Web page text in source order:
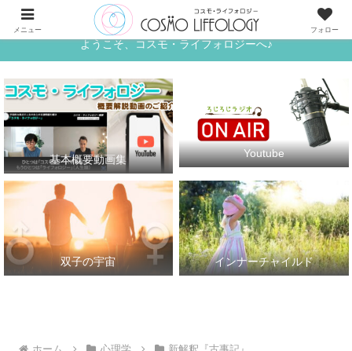
《ワタシ》と《アナタ》がめぐる、宇宙的な恋人たちの世界へ
ようこそ、コスモ・ライフォロジーへ♪
基本概要動画集
Youtube
双子の宇宙 インナーチャイルド
メニュー フォロー